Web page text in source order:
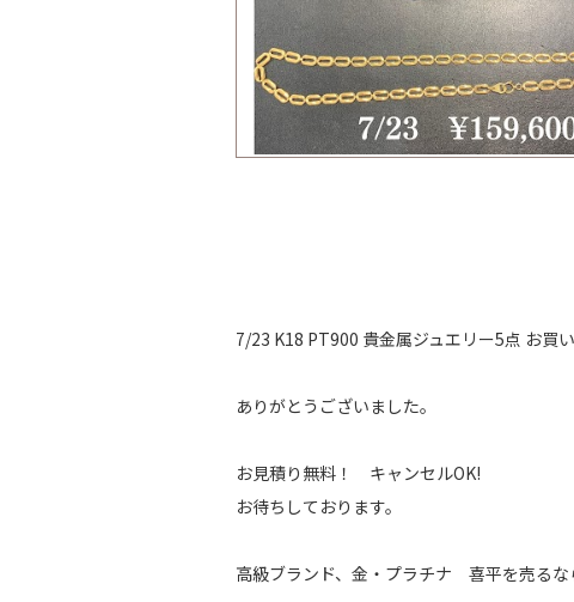
7/23 K18 PT900 貴金属ジュエリー5点 お買
ありがとうございました。
お見積り無料！ キャンセルOK!
お待ちしております。
高級ブランド、金・プラチナ 喜平を売る